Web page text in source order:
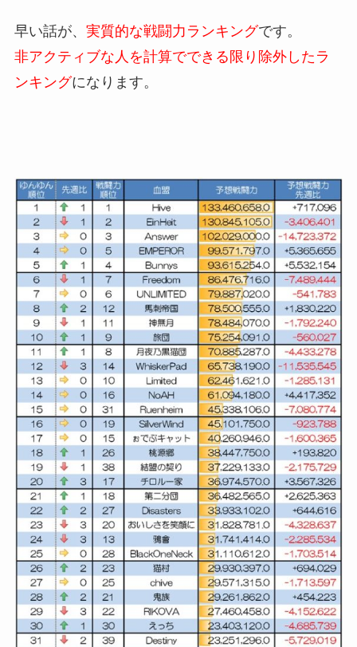
早い話が、 実質的な戦闘力ランキングです。
非アクティブな人を計算でできる限り除外したラ
ンキングになります。